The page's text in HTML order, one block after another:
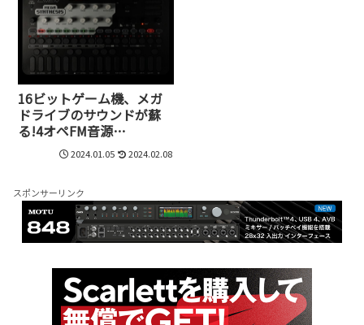
16ビットゲーム機、メガ
ドライブのサウンドが蘇
る!4オペFM音源
+PSG+PCMの
GrooveBox、LIVEN MEGA
2024.01.05 2024.02.08
スポンサーリンク